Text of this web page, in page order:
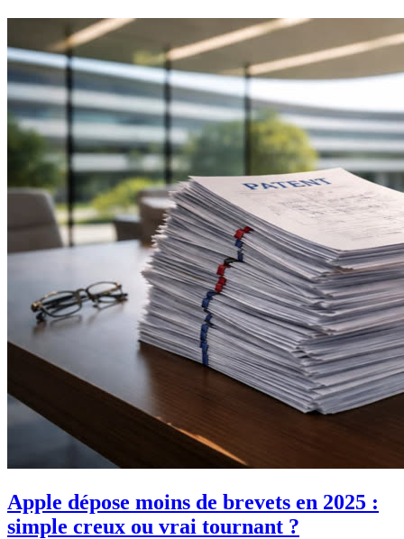
Apple dépose moins de brevets en 2025 :
simple creux ou vrai tournant ?